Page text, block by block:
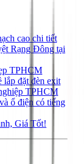
cao chi tiết
Rạng Đông tại
TPHCM
lắp đặt đèn exit
TPHCM
ổ điện có tiếng
Giá Tốt!